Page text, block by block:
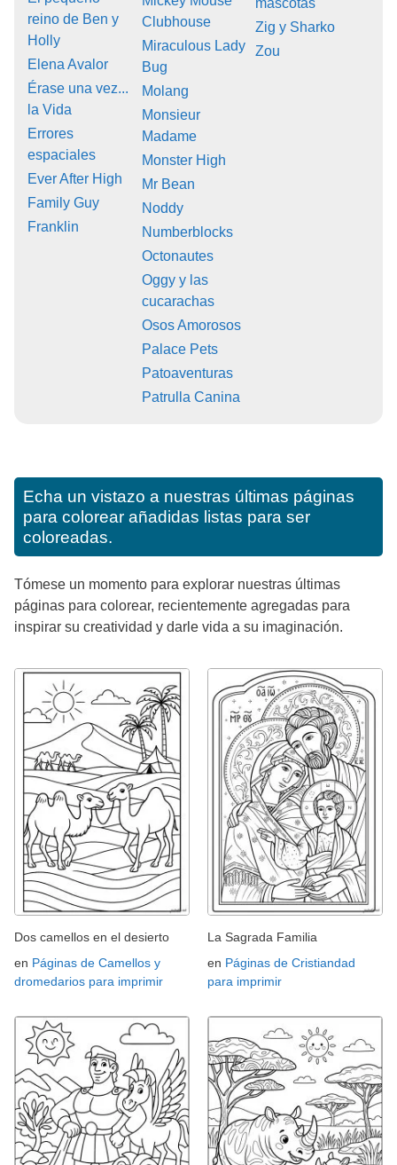
reino de Ben y
Holly
Elena Avalor
Érase una vez...
la Vida
Errores
espaciales
Ever After High
Family Guy
Franklin
Clubhouse
Miraculous Lady
Bug
Molang
Monsieur
Madame
Monster High
Mr Bean
Noddy
Numberblocks
Octonautes
Oggy y las
cucarachas
Osos Amorosos
Palace Pets
Patoaventuras
Patrulla Canina
Zig y Sharko
Zou
Echa un vistazo a nuestras últimas páginas
para colorear añadidas listas para ser
coloreadas.
Tómese un momento para explorar nuestras últimas
páginas para colorear, recientemente agregadas para
inspirar su creatividad y darle vida a su imaginación.
Dos camellos en el desierto
en Páginas de Camellos y
dromedarios para imprimir
La Sagrada Familia
en Páginas de Cristiandad
para imprimir